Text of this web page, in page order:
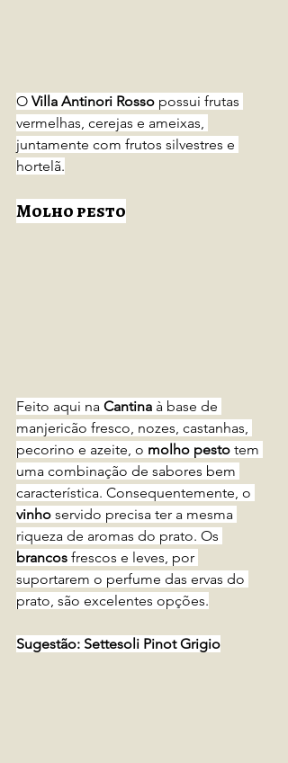
O Villa Antinori Rosso possui frutas
vermelhas, cerejas e ameixas,
juntamente com frutos silvestres e
hortelã.
Molho pesto
Feito aqui na Cantina à base de
manjericão fresco, nozes, castanhas,
pecorino e azeite, o molho pesto tem
uma combinação de sabores bem
característica. Consequentemente, o
vinho servido precisa ter a mesma
riqueza de aromas do prato. Os
brancos frescos e leves, por
suportarem o perfume das ervas do
prato, são excelentes opções.
Sugestão: Settesoli Pinot Grigio